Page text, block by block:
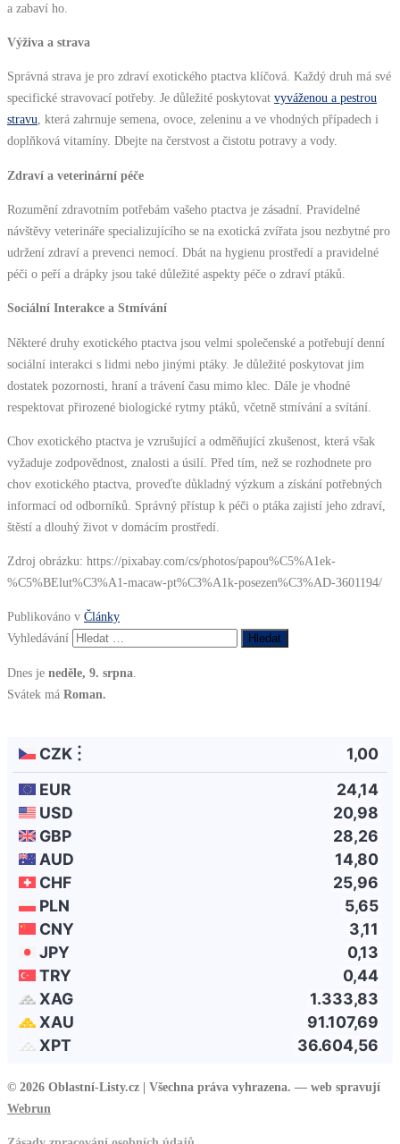
a zabaví ho.
Výživa a strava
Správná strava je pro zdraví exotického ptactva klíčová. Každý druh má své
specifické stravovací potřeby. Je důležité poskytovat vyváženou a pestrou
stravu, která zahrnuje semena, ovoce, zeleninu a ve vhodných případech i
doplňková vitamíny. Dbejte na čerstvost a čistotu potravy a vody.
Zdraví a veterinární péče
Rozumění zdravotním potřebám vašeho ptactva je zásadní. Pravidelné
návštěvy veterináře specializujícího se na exotická zvířata jsou nezbytné pro
udržení zdraví a prevenci nemocí. Dbát na hygienu prostředí a pravidelné
péči o peří a drápky jsou také důležité aspekty péče o zdraví ptáků.
Sociální Interakce a Stmívání
Některé druhy exotického ptactva jsou velmi společenské a potřebují denní
sociální interakci s lidmi nebo jinými ptáky. Je důležité poskytovat jim
dostatek pozornosti, hraní a trávení času mimo klec. Dále je vhodné
respektovat přirozené biologické rytmy ptáků, včetně stmívání a svítání.
Chov exotického ptactva je vzrušující a odměňující zkušenost, která však
vyžaduje zodpovědnost, znalosti a úsilí. Před tím, než se rozhodnete pro
chov exotického ptactva, proveďte důkladný výzkum a získání potřebných
informací od odborníků. Správný přístup k péči o ptáka zajistí jeho zdraví,
štěstí a dlouhý život v domácím prostředí.
Zdroj obrázku: https://pixabay.com/cs/photos/papou%C5%A1ek-
%C5%BElut%C3%A1-macaw-pt%C3%A1k-posezen%C3%AD-3601194/
Publikováno v Články
Vyhledávání
Dnes je neděle, 9. srpna
Svátek má Roman.
© 2026 Oblastní-Listy.cz | Všechna práva vyhrazena. — web spravují
Webrun